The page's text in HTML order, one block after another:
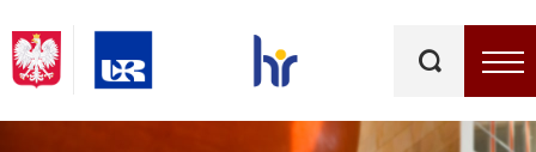
kluczowe